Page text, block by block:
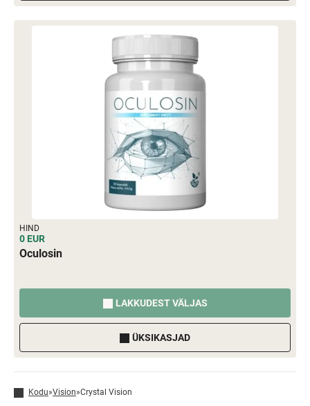
HIND
0 EUR
Oculosin
LAKKUDEST VÄLJAS
ÜKSIKASJAD
Kodu»Vision»Crystal Vision